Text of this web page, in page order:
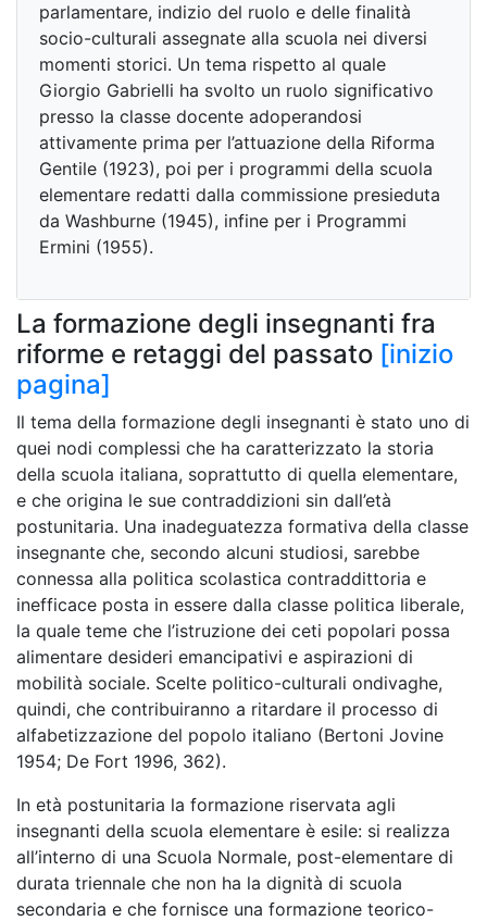
parlamentare, indizio del ruolo e delle finalità
socio-culturali assegnate alla scuola nei diversi
momenti storici. Un tema rispetto al quale
Giorgio Gabrielli ha svolto un ruolo significativo
presso la classe docente adoperandosi
attivamente prima per l’attuazione della Riforma
Gentile (1923), poi per i programmi della scuola
elementare redatti dalla commissione presieduta
da Washburne (1945), infine per i Programmi
Ermini (1955).
La formazione degli insegnanti fra
riforme e retaggi del passato [inizio
pagina]
Il tema della formazione degli insegnanti è stato uno di
quei nodi complessi che ha caratterizzato la storia
della scuola italiana, soprattutto di quella elementare,
e che origina le sue contraddizioni sin dall’età
postunitaria. Una inadeguatezza formativa della classe
insegnante che, secondo alcuni studiosi, sarebbe
connessa alla politica scolastica contraddittoria e
inefficace posta in essere dalla classe politica liberale,
la quale teme che l’istruzione dei ceti popolari possa
alimentare desideri emancipativi e aspirazioni di
mobilità sociale. Scelte politico-culturali ondivaghe,
quindi, che contribuiranno a ritardare il processo di
alfabetizzazione del popolo italiano (Bertoni Jovine
1954; De Fort 1996, 362).
In età postunitaria la formazione riservata agli
insegnanti della scuola elementare è esile: si realizza
all’interno di una Scuola Normale, post-elementare di
durata triennale che non ha la dignità di scuola
secondaria e che fornisce una formazione teorico-